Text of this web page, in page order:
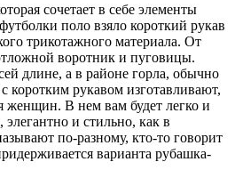
сочетает в себе элементы
поло взяло короткий рукав
трикотажного материала. От
воротник и пуговицы.
длине, а в районе горла, обычно
коротким рукавом изготавливают,
женщин. В нем вам будет легко и
и стильно, как в
по-разному, кто-то говорит
варианта рубашка-